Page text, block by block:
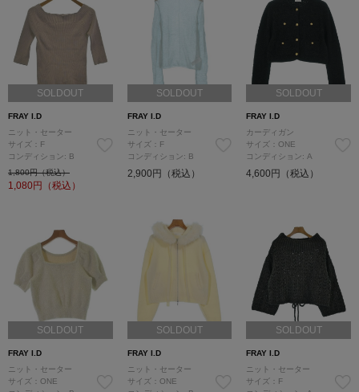
SOLDOUT
FRAY I.D
ニット・セーター
サイズ：F
コンディション: B
1,800円（税込）
1,080円（税込）
SOLDOUT
FRAY I.D
ニット・セーター
サイズ：F
コンディション: B
2,900円（税込）
SOLDOUT
FRAY I.D
カーディガン
サイズ：ONE
コンディション: A
4,600円（税込）
SOLDOUT
FRAY I.D
ニット・セーター
サイズ：ONE
SOLDOUT
FRAY I.D
ニット・セーター
サイズ：ONE
SOLDOUT
FRAY I.D
ニット・セーター
サイズ：F